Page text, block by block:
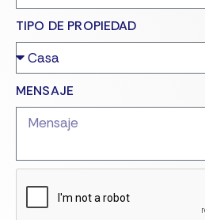
TIPO DE PROPIEDAD
MENSAJE